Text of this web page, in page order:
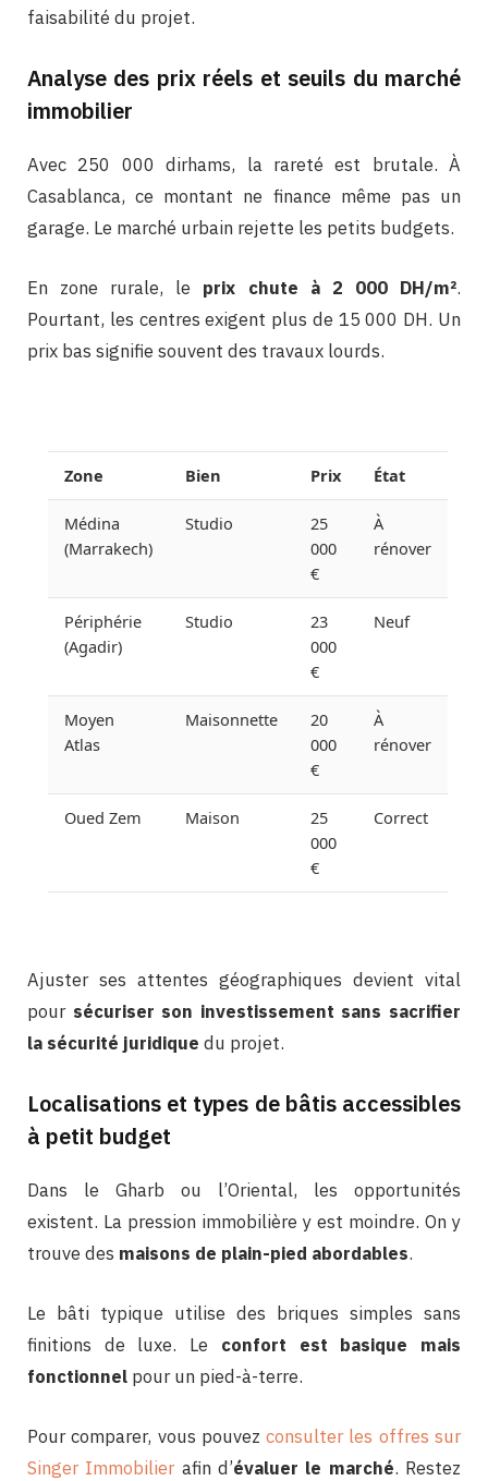
faisabilité du projet.
Analyse des prix réels et seuils du marché
immobilier
Avec 250 000 dirhams, la rareté est brutale. À
Casablanca, ce montant ne finance même pas un
garage. Le marché urbain rejette les petits budgets.
En zone rurale, le prix chute à 2 000 DH/m².
Pourtant, les centres exigent plus de 15 000 DH. Un
prix bas signifie souvent des travaux lourds.
Zone Bien Prix État
Médina
(Marrakech)
Studio
25
000
€
À
rénover
Périphérie
(Agadir)
Studio
23
000
€
Neuf
Moyen
Atlas
Maisonnette
20
000
€
À
rénover
Oued Zem Maison
25
000
€
Correct
Ajuster ses attentes géographiques devient vital
pour sécuriser son investissement sans sacrifier
la sécurité juridique du projet.
Localisations et types de bâtis accessibles
à petit budget
Dans le Gharb ou l’Oriental, les opportunités
existent. La pression immobilière y est moindre. On y
trouve des maisons de plain-pied abordables.
Le bâti typique utilise des briques simples sans
finitions de luxe. Le confort est basique mais
fonctionnel pour un pied-à-terre.
Pour comparer, vous pouvezconsulter les offres sur
Singer Immobilierafin d’évaluer le marché. Restez